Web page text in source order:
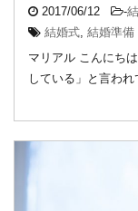
2017/06/12 -
結婚式 結婚準備
マリアル こんにち
している」と言われ